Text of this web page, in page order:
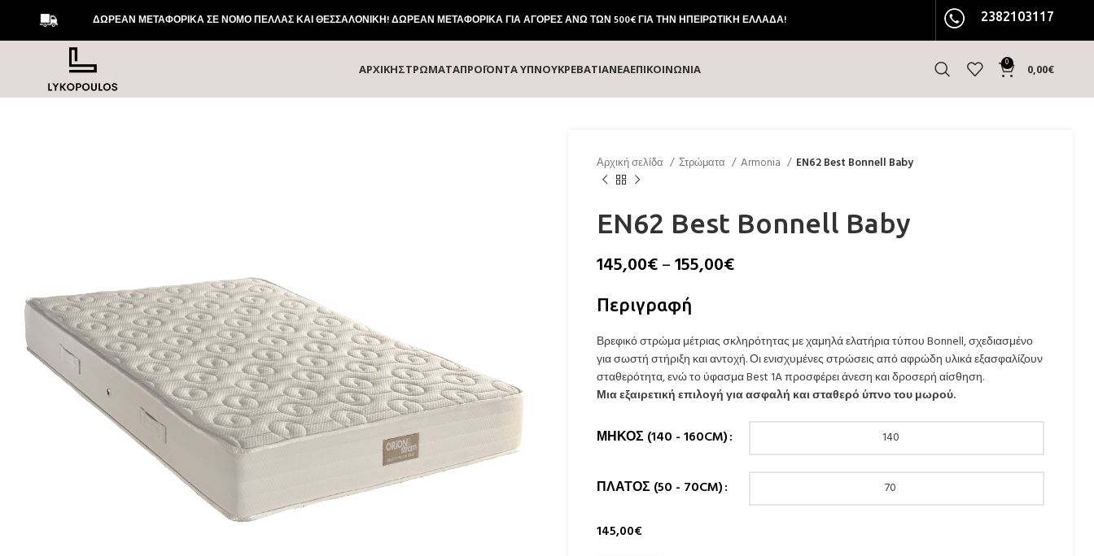
ΔΩΡΕΑΝ ΜΕΤΑΦΟΡΙΚΑ ΣΕ ΝΟΜΟ ΠΕΛΛΑΣ ΚΑΙ ΘΕΣΣΑΛΟΝΙΚΗ! ΔΩΡΕΑΝ ΜΕΤΑΦΟΡΙΚΑ ΓΙΑ ΑΓΟΡΕΣ ΑΝΩ ΤΩΝ 500€ ΓΙΑ ΤΗΝ ΗΠΕΙΡΩΤΙΚΗ ΕΛΛΑΔΑ! 2382103117
ΑΡΧΙΚΗΣΤΡΏΜΑΤΑΠΡΟΪΌΝΤΑ ΎΠΝΟΥΚΡΕΒΆΤΙΑΝΕΑΕΠΙΚΟΙΝΩΝΙΑ 0 0,00€
Αρχική σελίδα Στρώματα Armonia EN62 Best Bonnell Baby
EN62 Best Bonnell Baby
145,00€–155,00€
Περιγραφή
Βρεφικό στρώμα μέτριας σκληρότητας με χαμηλά ελατήρια τύπου Bonnell, σχεδιασμένο
για σωστή στήριξη και αντοχή. Οι ενισχυμένες στρώσεις από αφρώδη υλικά εξασφαλίζουν
σταθερότητα, ενώ το ύφασμα Best 1A προσφέρει άνεση και δροσερή αίσθηση.
Μια εξαιρετική επιλογή για ασφαλή και σταθερό ύπνο του μωρού.
ΜΉΚΟΣ (140 - 160CM)
ΠΛΆΤΟΣ (50 - 70CM)
145,00€